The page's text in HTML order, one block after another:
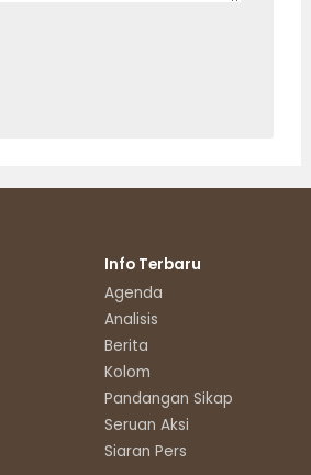
Info Terbaru
Agenda
Analisis
Berita
Kolom
Pandangan Sikap
Seruan Aksi
Siaran Pers